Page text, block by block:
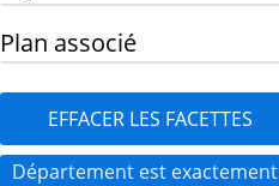
Plan associé
EFFACER LES FACETTES
Département est exactement